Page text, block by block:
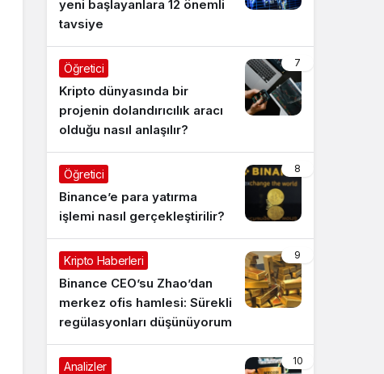
yeni başlayanlara 12 önemli
tavsiye
7
Öğretici
Kripto dünyasında bir
projenin dolandırıcılık aracı
olduğu nasıl anlaşılır?
8
Öğretici
Binance’e para yatırma
işlemi nasıl gerçekleştirilir?
9
Kripto Haberleri
Binance CEO’su Zhao’dan
merkez ofis hamlesi: Sürekli
regülasyonları düşünüyorum
10
Analizler